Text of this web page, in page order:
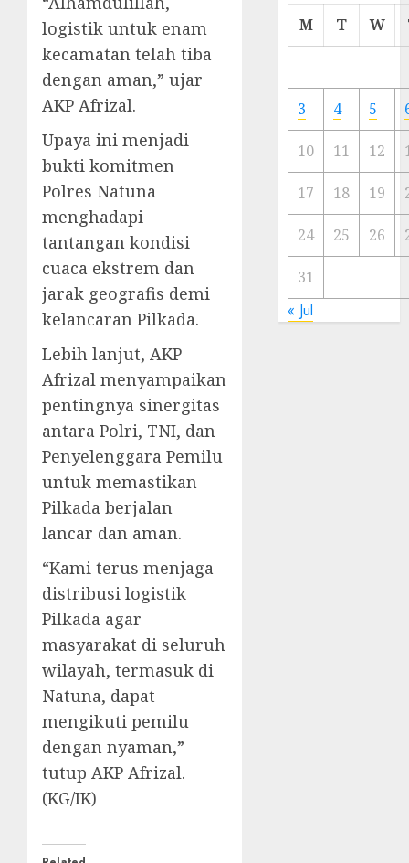
logistik untuk enam
kecamatan telah tiba
dengan aman,” ujar
AKP Afrizal.
Upaya ini menjadi
bukti komitmen
Polres Natuna
menghadapi
tantangan kondisi
cuaca ekstrem dan
jarak geografis demi
kelancaran Pilkada.
Lebih lanjut, AKP
Afrizal menyampaikan
pentingnya sinergitas
antara Polri, TNI, dan
Penyelenggara Pemilu
untuk memastikan
Pilkada berjalan
lancar dan aman.
“Kami terus menjaga
distribusi logistik
Pilkada agar
masyarakat di seluruh
wilayah, termasuk di
Natuna, dapat
mengikuti pemilu
dengan nyaman,”
tutup AKP Afrizal.
(KG/IK)
Cermin
Ibu
Kota
23/11/
M T W
3 4 5
10 11 12
17 18 19
24 25 26
31
« Jul